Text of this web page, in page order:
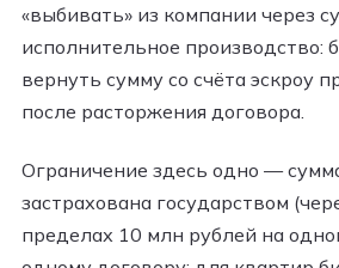
«выбивать» из компании через
исполнительное производство:
вернуть сумму со счёта эскроу
после расторжения договора.
Ограничение здесь одно —
застрахована государством
пределах 10 млн рублей на